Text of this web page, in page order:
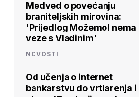
Medved o povećanju
braniteljskih mirovina:
'Prijedlog Možemo! nema
veze s Vladinim'
NOVOSTI
Od učenja o internet
bankarstvu do vrtlarenja i